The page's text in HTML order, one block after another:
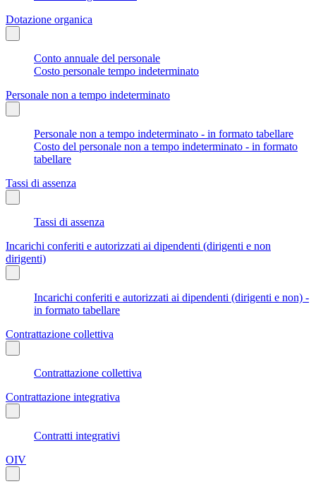
Dotazione organica
Conto annuale del personale
Costo personale tempo indeterminato
Personale non a tempo indeterminato
Personale non a tempo indeterminato - in formato tabellare
Costo del personale non a tempo indeterminato - in formato
tabellare
Tassi di assenza
Tassi di assenza
Incarichi conferiti e autorizzati ai dipendenti (dirigenti e non
dirigenti)
Incarichi conferiti e autorizzati ai dipendenti (dirigenti e non) -
in formato tabellare
Contrattazione collettiva
Contrattazione collettiva
Contrattazione integrativa
Contratti integrativi
OIV